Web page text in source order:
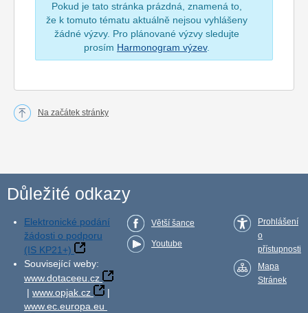
Pokud je tato stránka prázdná, znamená to,
že k tomuto tématu aktuálně nejsou vyhlášeny
žádné výzvy. Pro plánované výzvy sledujte
prosím Harmonogram výzev.
Na začátek stránky
Důležité odkazy
Elektronické podání
žádosti o podporu
(IS KP21+)
Související weby:
www.dotaceeu.cz
| www.opjak.cz
|
www.ec.europa.eu
Větší šance
Youtube
Prohlášení
o
přístupnosti
Mapa
Stránek